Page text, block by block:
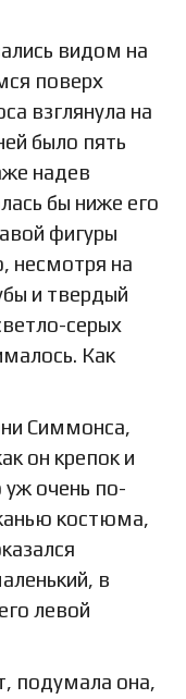
видом на
поверх
взглянула на
было пять
надев
бы ниже его
фигуры
несмотря на
и твердый
серых
Как
Симмонса,
он крепок и
уж очень по-
костюма,
в
левой
подумала она,